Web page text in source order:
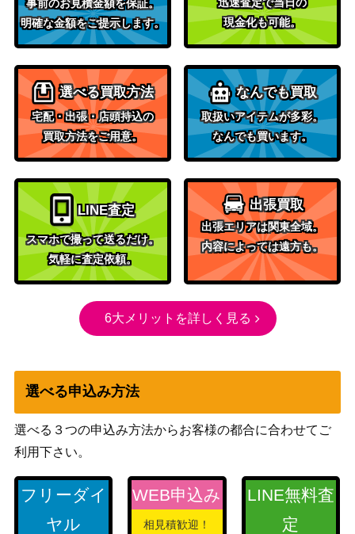
事前のお見積金額を保証。
明確な金額をご提示します。
現金化も可能。
選べる買取方法
宅配・出張・店頭持込の
買取方法をご用意。
なんでも買取
取扱いアイテムが多彩。
なんでも買います。
LINE査定
スマホで撮って送るだけ。
気軽に査定依頼。
出張買取
出張エリアは関東全域。
内容によっては遠方も。
6大メリットを詳しく見る
選べる申込み方法
選べる３つの申込み方法からお客様の都合に合わせてご
利用下さい。
フリーダイ
ヤル
WEB申込み
相見積歓迎！
LINE無料査
定